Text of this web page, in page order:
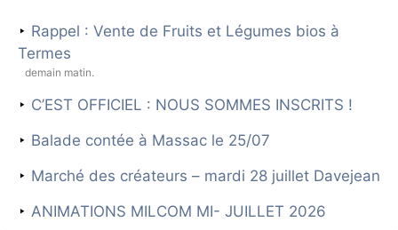
Rappel : Vente de Fruits et Légumes bios à
Termes
demain matin.
C’EST OFFICIEL : NOUS SOMMES INSCRITS !
Balade contée à Massac le 25/07
Marché des créateurs – mardi 28 juillet Davejean
ANIMATIONS MILCOM MI- JUILLET 2026